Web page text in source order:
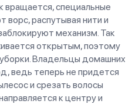
вращается, специальные
ворс, распутывая нити и
механизм. Так
открытым, поэтому
Владельцы домашних
ведь теперь не придется
и срезать волосы
к центру и